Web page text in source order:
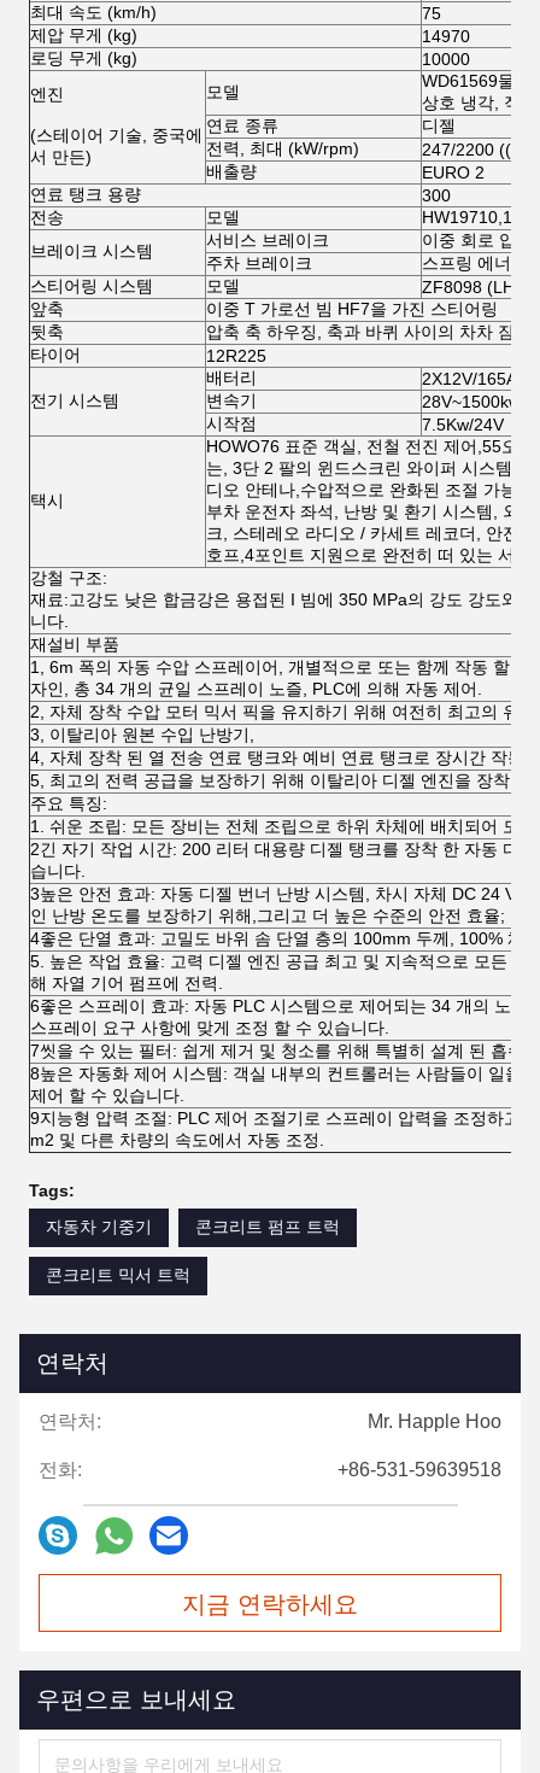
최대 속도 (km/h)
75
제압 무게 (kg)
14970
로딩 무게 (kg)
10000
엔진
(스테이어 기술, 중국에
서 만든)
모델
WD61569물
상호 냉각, 직
연료 종류
디젤
전력, 최대 (kW/rpm)
247/2200
배출량
EURO 2
연료 탱크 용량
300
전송
모델
HW19710,10
브레이크 시스템
서비스 브레이크
이중 회로 압축
주차 브레이크
스프링 에너지,
스티어링 시스템
모델
ZF8098 (LHD)
앞축
이중 T 가로선 빔 HF7을 가진 스티어링
뒷축
압축 축 하우징, 축과 바퀴 사이의 차차 잠금
타이어
12R225
전기 시스템
배터리
2X12V/165Ah
변속기
28V~1500kw
시작점
7.5Kw/24V
택시
HOWO76 표준 객실, 전철 전진 제어,55오
는, 3단 2 팔의 윈드스크린 와이퍼 시스템,
디오 안테나,수압적으로 완화된 조절 가능
부차 운전자 좌석, 난방 및 환기 시스템, 외
크, 스테레오 라디오 / 카세트 레코더, 안전
호프,4포인트 지원으로 완전히 떠 있는 서스
강철 구조:
재료:고강도 낮은 합금강은 용접된 I 빔에 350 MPa의 강도 강도와
니다.
재설비 부품
1, 6m 폭의 자동 수압 스프레이어, 개별적으로 또는 함께 작동 할
자인, 총 34 개의 균일 스프레이 노즐, PLC에 의해 자동 제어.
2, 자체 장착 수압 모터 믹서 픽을 유지하기 위해 여전히 최고의 유
3, 이탈리아 원본 수입 난방기,
4, 자체 장착 된 열 전송 연료 탱크와 예비 연료 탱크로 장시간 작동
5, 최고의 전력 공급을 보장하기 위해 이탈리아 디젤 엔진을 장착.
주요 특징:
1. 쉬운 조립: 모든 장비는 전체 조립으로 하위 차체에 배치되어 모
2긴 자기 작업 시간: 200 리터 대용량 디젤 탱크를 장착 한 자동 디
습니다.
3높은 안전 효과: 자동 디젤 번너 난방 시스템, 차시 자체 DC 24 V
인 난방 온도를 보장하기 위해,그리고 더 높은 수준의 안전 효율;
4좋은 단열 효과: 고밀도 바위 솜 단열 층의 100mm 두께, 100% 채
5. 높은 작업 효율: 고력 디젤 엔진 공급 최고 및 지속적으로 모든 높
해 자열 기어 펌프에 전력.
6좋은 스프레이 효과: 자동 PLC 시스템으로 제어되는 34 개의 노즐
스프레이 요구 사항에 맞게 조정 할 수 있습니다.
7씻을 수 있는 필터: 쉽게 제거 및 청소를 위해 특별히 설계 된 흡수
8높은 자동화 제어 시스템: 객실 내부의 컨트롤러는 사람들이 일을
제어 할 수 있습니다.
9지능형 압력 조절: PLC 제어 조절기로 스프레이 압력을 조정하고
m2 및 다른 차량의 속도에서 자동 조정.
Tags:
자동차 기중기
콘크리트 펌프 트럭
콘크리트 믹서 트럭
연락처
연락처: Mr. Happle Hoo
전화: +86-531-59639518
지금 연락하세요
우편으로 보내세요